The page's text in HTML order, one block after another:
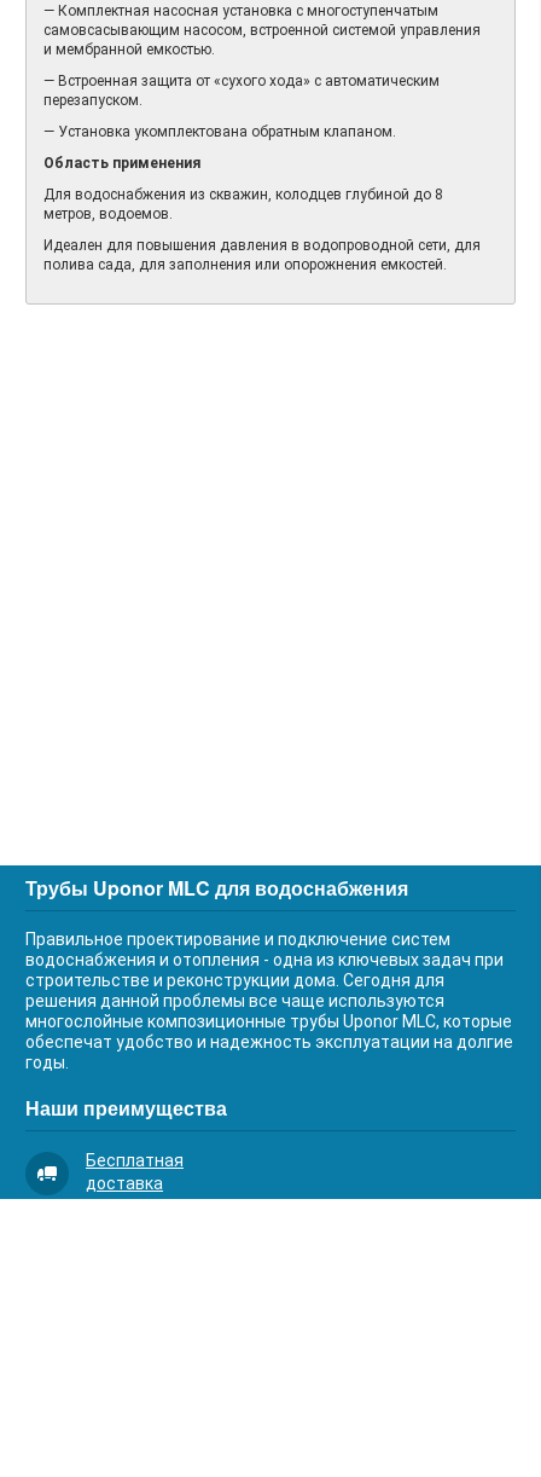
— Комплектная насосная установка с многоступенчатым
самовсасывающим насосом, встроенной системой управления
и мембранной емкостью.
— Встроенная защита от «сухого хода» с автоматическим
перезапуском.
— Установка укомплектована обратным клапаном.
Область применения
Для водоснабжения из скважин, колодцев глубиной до 8
метров, водоемов.
Идеален для повышения давления в водопроводной сети, для
полива сада, для заполнения или опорожнения емкостей.
Трубы Uponor MLC для водоснабжения
Правильное проектирование и подключение систем
водоснабжения и отопления - одна из ключевых задач при
строительстве и реконструкции дома. Сегодня для
решения данной проблемы все чаще используются
многослойные композиционные трубы Uponor MLC, которые
обеспечат удобство и надежность эксплуатации на долгие
годы.
Наши преимущества
Бесплатная
доставка